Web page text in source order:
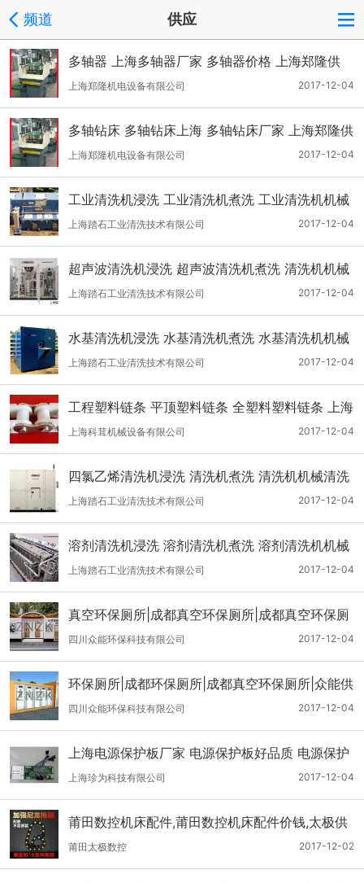
频道 供应
多轴器 上海多轴器厂家 多轴器价格 上海郑隆供
2017-12-04
上海郑隆机电设备有限公司
多轴钻床 多轴钻床上海 多轴钻床厂家 上海郑隆供
2017-12-04
上海郑隆机电设备有限公司
工业清洗机浸洗 工业清洗机煮洗 工业清洗机机械
清洗 踏石供
2017-12-04
上海踏石工业清洗技术有限公司
超声波清洗机浸洗 超声波清洗机煮洗 清洗机机械
清洗 踏石供
2017-12-04
上海踏石工业清洗技术有限公司
水基清洗机浸洗 水基清洗机煮洗 水基清洗机机械
清洗 踏石供
2017-12-04
上海踏石工业清洗技术有限公司
工程塑料链条 平顶塑料链条 全塑料塑料链条 上海
科茸供
2017-12-04
上海科茸机械设备有限公司
四氯乙烯清洗机浸洗 清洗机煮洗 清洗机机械清洗
踏石供
2017-12-04
上海踏石工业清洗技术有限公司
溶剂清洗机浸洗 溶剂清洗机煮洗 溶剂清洗机机械
清洗 踏石供
2017-12-04
上海踏石工业清洗技术有限公司
真空环保厕所|成都真空环保厕所|成都真空环保厕
所厂家|众能供
2017-12-04
四川众能环保科技有限公司
环保厕所|成都环保厕所|成都真空环保厕所|众能供
2017-12-04
四川众能环保科技有限公司
上海电源保护板厂家 电源保护板好品质 电源保护
板价格 珍为供
2017-12-04
上海珍为科技有限公司
莆田数控机床配件,莆田数控机床配件价钱,太极供
2017-12-02
莆田太极数控